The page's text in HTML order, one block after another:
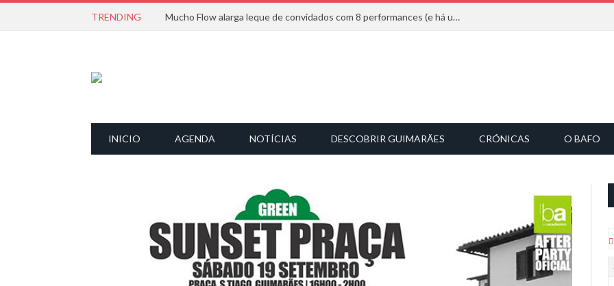
TRENDING Mucho Flow alarga leque de convidados com 8 performances (e há uma saída)
INICIO AGENDA NOTÍCIAS DESCOBRIR GUIMARÃES CRÓNICAS O BAFO